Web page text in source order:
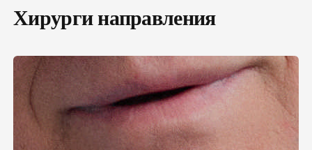
Хирурги направления